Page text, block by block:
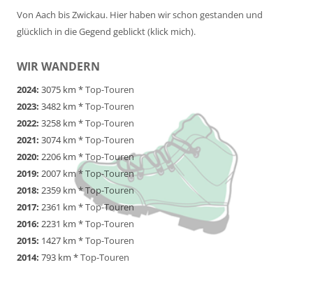
Von Aach bis Zwickau. Hier haben wir schon gestanden und
glücklich in die Gegend geblickt (klick mich).
WIR WANDERN
2024: 3075 km *Top-Touren
2023: 3482 km *Top-Touren
2022: 3258 km *Top-Touren
2021: 3074 km *Top-Touren
2020: 2206 km *Top-Touren
2019: 2007 km *Top-Touren
2018: 2359 km *Top-Touren
2017: 2361 km *Top-Touren
2016: 2231 km *Top-Touren
2015: 1427 km *Top-Touren
2014: 793 km *Top-Touren